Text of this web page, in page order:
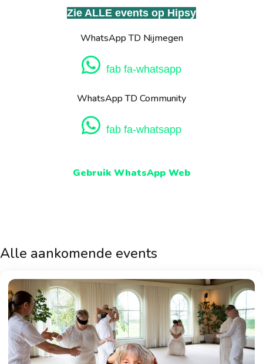
Zie ALLE events op Hipsy
WhatsApp TD Nijmegen
fab fa-whatsapp
WhatsApp TD Community
fab fa-whatsapp
Gebruik WhatsApp Web
Alle aankomende events